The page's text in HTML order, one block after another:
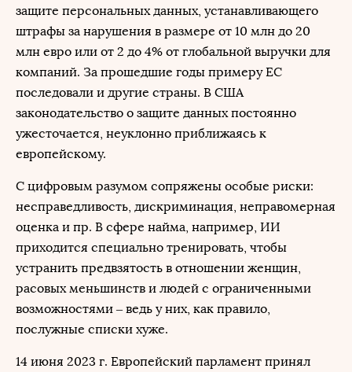
защите персональных данных, устанавливающего
штрафы за нарушения в размере от 10 млн до 20
млн евро или от 2 до 4% от глобальной выручки для
компаний. За прошедшие годы примеру ЕС
последовали и другие страны. В США
законодательство о защите данных постоянно
ужесточается, неуклонно приближаясь к
европейскому.
С цифровым разумом сопряжены особые риски:
несправедливость, дискриминация, неправомерная
оценка и пр. В сфере найма, например, ИИ
приходится специально тренировать, чтобы
устранить предвзятость в отношении женщин,
расовых меньшинств и людей с ограниченными
возможностями – ведь у них, как правило,
послужные списки хуже.
14 июня 2023 г. Европейский парламент принял